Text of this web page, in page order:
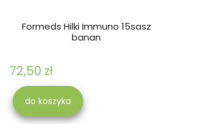
Formeds Hilki Immuno 15sasz
banan
72,50 zł
do koszyka